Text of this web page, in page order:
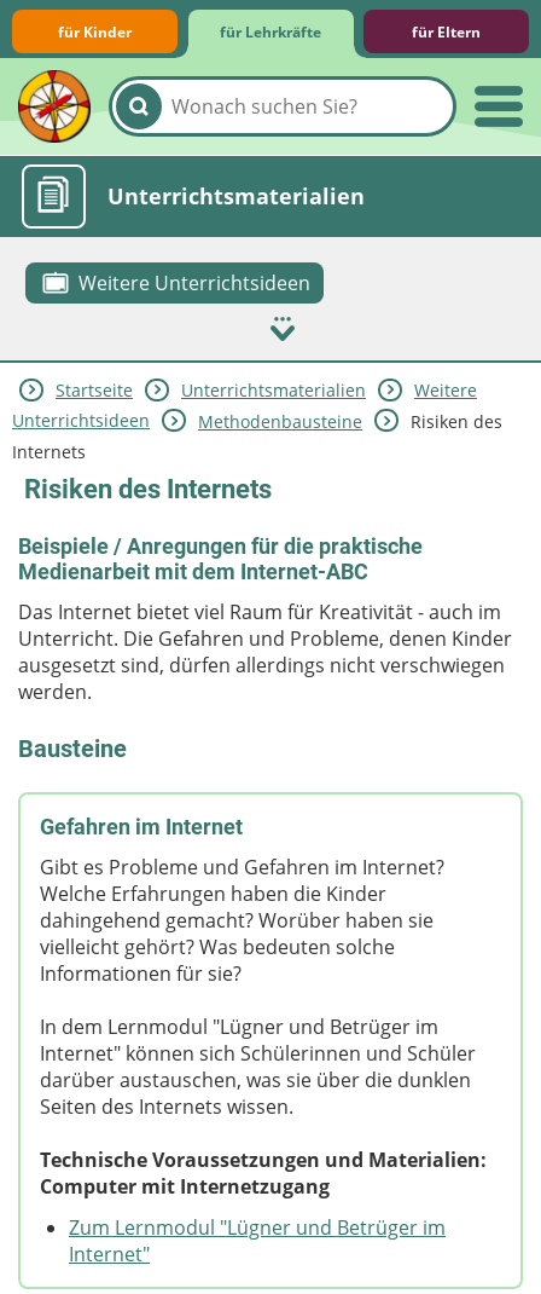
für Kinder für Lehrkräfte für Eltern
Lernmodule
Unterrichts­materialien
Weitere Unterrichtsideen
Internet-ABC-Schule
Praxishilfen
Aktuelles
Startseite Unterrichts­materialien
Weitere
Unterrichtsideen
Methodenbausteine
Risiken des
Internets
Risiken des Internets
Beispiele / Anregungen für die praktische
Medienarbeit mit dem Internet-ABC
Das Internet bietet viel Raum für Kreativität - auch im
Unterricht. Die Gefahren und Probleme, denen Kinder
ausgesetzt sind, dürfen allerdings nicht verschwiegen
werden.
Bausteine
Gefahren im Internet
Gibt es Probleme und Gefahren im Internet?
Welche Erfahrungen haben die Kinder
dahingehend gemacht? Worüber haben sie
vielleicht gehört? Was bedeuten solche
Informationen für sie?
In dem Lernmodul "Lügner und Betrüger im
Internet" können sich Schülerinnen und Schüler
darüber austauschen, was sie über die dunklen
Seiten des Internets wissen.
Technische Voraussetzungen und Materialien:
Computer mit Internetzugang
Zum Lernmodul "Lügner und Betrüger im
Internet"